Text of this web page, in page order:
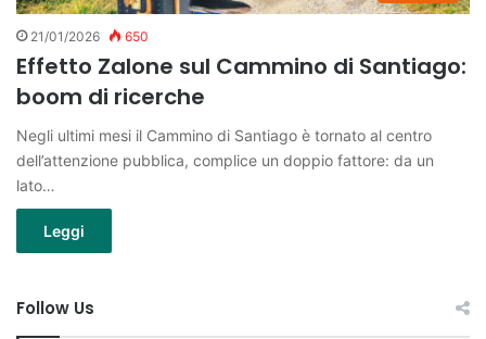
21/01/2026 650
Effetto Zalone sul Cammino di Santiago:
boom di ricerche
Negli ultimi mesi il Cammino di Santiago è tornato al centro
dell’attenzione pubblica, complice un doppio fattore: da un
lato…
Leggi
Follow Us